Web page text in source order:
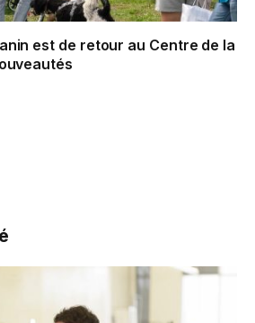
est de retour au Centre de la